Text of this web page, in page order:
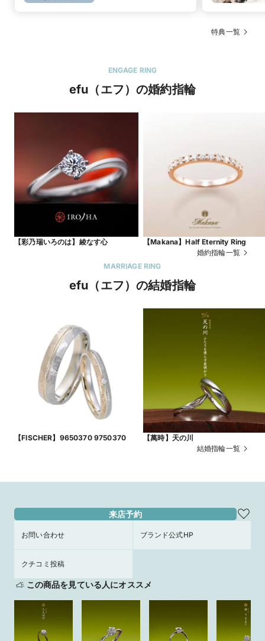
特典一覧
ENGAGE RING
efu（エフ）の婚約指輪
【彩乃瑞いろのは】綾なす心
【Makana】Half Eternity Ring
婚約指輪一覧
MARRIAGE RING
efu（エフ）の結婚指輪
【FISCHER】9650370 9750370
【萬時】天の川
結婚指輪一覧
来店予約
お問い合わせ ブランド公式HP
クチコミ投稿
この商品を見ている人にオススメ